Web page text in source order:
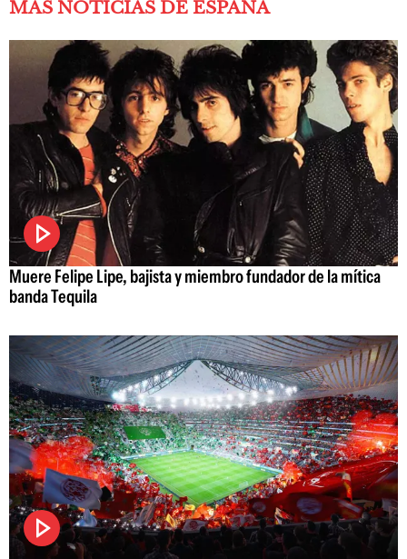
MÁS NOTICIAS DE ESPAÑA
Muere Felipe Lipe, bajista y miembro fundador de la mítica
banda Tequila